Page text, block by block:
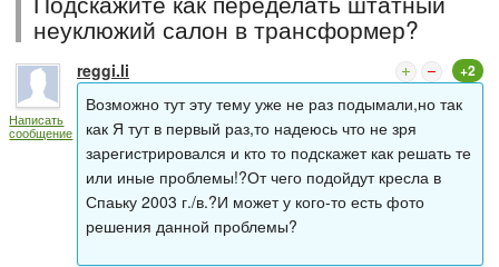
Сервисы и услуги
Новости
неуклюжий салон в трансформер?
Написать
сообщение
reggi.li +2
Возможно тут эту тему уже не раз подымали,но так
как Я тут в первый раз,то надеюсь что не зря
зарегистрировался и кто то подскажет как решать те
или иные проблемы!?От чего подойдут кресла в
Спаьку 2003 г./в.?И может у кого-то есть фото
решения данной проблемы?